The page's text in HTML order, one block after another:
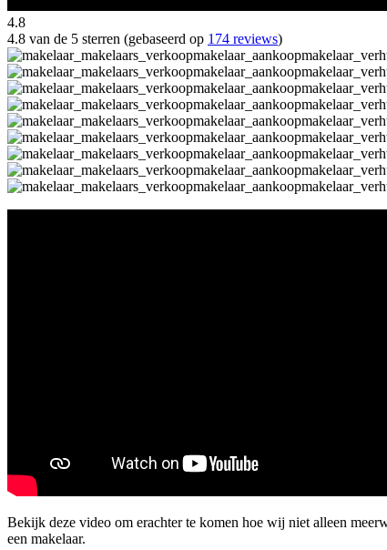
4.8
4.8 van de 5 sterren (gebaseerd op 174 reviews)
Bekijk deze video om erachter te komen hoe wij niet alleen
een makelaar.